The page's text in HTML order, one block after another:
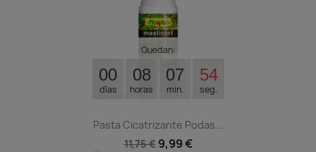
Quedan:
00
días
08
horas
07
min.
53
seg.
Pasta Cicatrizante Podas...
11,75 € 9,99 €